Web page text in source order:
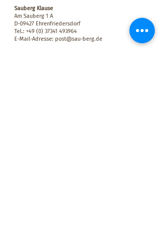
Sauberg Klause
Am Sauberg 1 A
D-09427 Ehrenfriedersdorf
Tel.: +49 (0) 37341 493964
E-Mail-Adresse: post@sau-berg.de